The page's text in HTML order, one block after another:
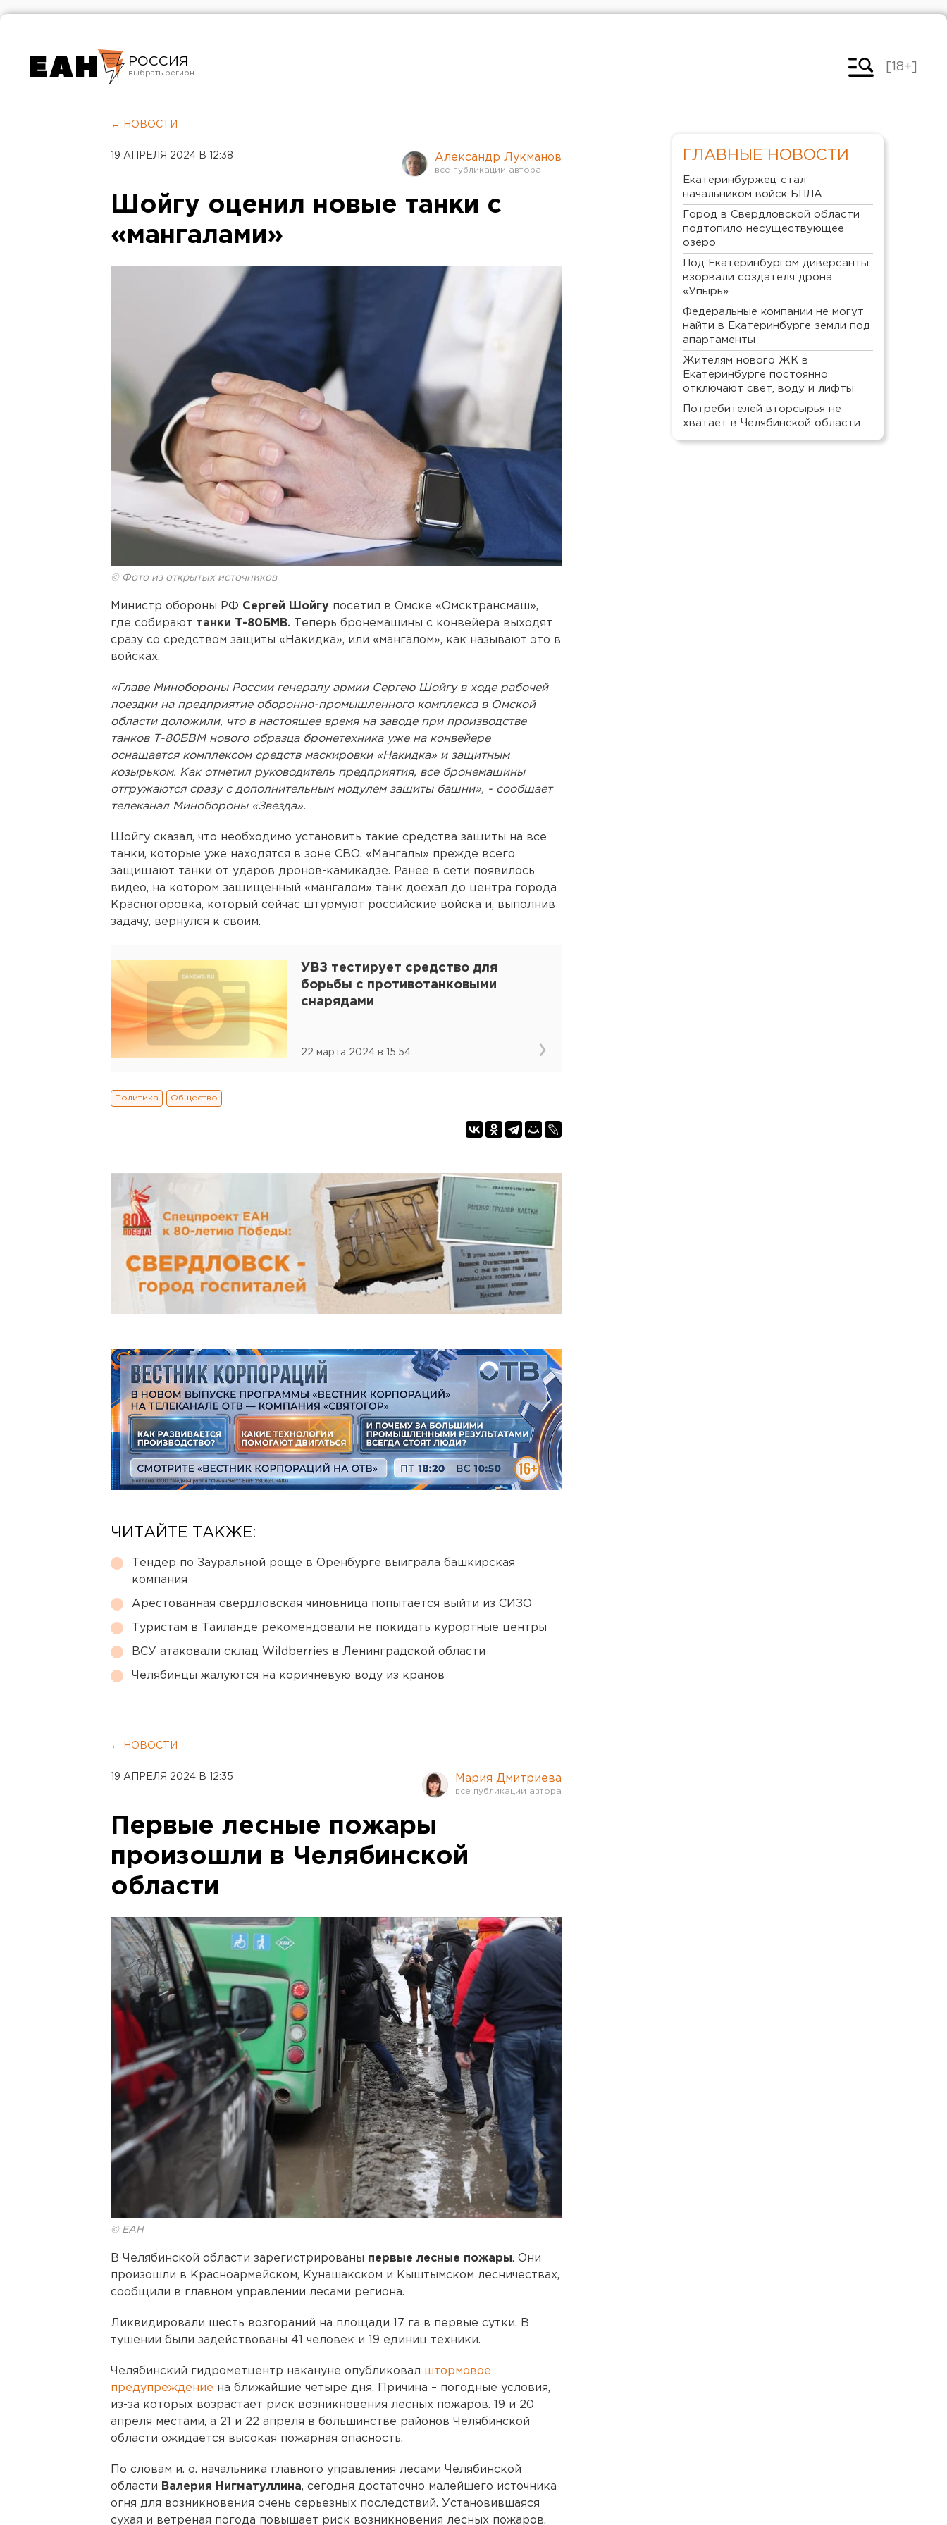
РОССИЯ
Челябинск
[18+]
← НОВОСТИ
19 АПРЕЛЯ 2024 В 12:38 Александр Лукманов
Шойгу оценил новые танки с
«мангалами»
© Фото из открытых источников
Министр обороны РФ Сергей Шойгу посетил в Омске «Омсктрансмаш»,
где собирают танки Т-80БМВ.
Теперь бронемашины с конвейера выходят
сразу со средством защиты «Накидка», или «мангалом», как называют это в
войсках.
«Главе Минобороны России генералу армии Сергею Шойгу в ходе рабочей
поездки на предприятие оборонно-промышленного комплекса в Омской
области доложили, что в настоящее время на заводе при производстве
танков Т-80БВМ нового образца бронетехника уже на конвейере
оснащается комплексом средств маскировки «Накидка» и защитным
козырьком. Как отметил руководитель предприятия, все бронемашины
отгружаются сразу с дополнительным модулем защиты башни», - сообщает
телеканал Минобороны «Звезда».
Шойгу сказал, что необходимо установить такие средства защиты на все
танки, которые уже находятся в зоне СВО. «Мангалы» прежде всего
защищают танки от ударов дронов-камикадзе. Ранее в сети появилось
видео, на котором защищенный «мангалом» танк доехал до центра города
Красногоровка, который сейчас штурмуют российские войска и, выполнив
задачу, вернулся к своим.
УВЗ тестирует средство для
борьбы с противотанковыми
снарядами
22 марта 2024 в 15:54
Политика Общество
ЧИТАЙТЕ ТАКЖЕ:
Тендер по Зауральной роще в Оренбурге выиграла башкирская
компания
Арестованная свердловская чиновница попытается выйти из СИЗО
Туристам в Таиланде рекомендовали не покидать курортные центры
ВСУ атаковали склад Wildberries в Ленинградской области
Челябинцы жалуются на коричневую воду из кранов
← НОВОСТИ
19 АПРЕЛЯ 2024 В 12:35 Мария Дмитриева
Первые лесные пожары
произошли в Челябинской
области
© ЕАН
В Челябинской области зарегистрированы первые лесные пожары. Они
произошли в Красноармейском, Кунашакском и Кыштымском лесничествах,
сообщили в главном управлении лесами региона.
Ликвидировали шесть возгораний на площади 17 га в первые сутки. В
тушении были задействованы 41 человек и 19 единиц техники.
Челябинский гидрометцентр накануне опубликовал штормовое
предупреждение на ближайшие четыре дня. Причина – погодные условия,
из-за которых возрастает риск возникновения лесных пожаров. 19 и 20
апреля местами, а 21 и 22 апреля в большинстве районов Челябинской
области ожидается высокая пожарная опасность.
По словам и. о. начальника главного управления лесами Челябинской
области Валерия Нигматуллина, сегодня достаточно малейшего источника
огня для возникновения очень серьезных последствий. Установившаяся
сухая и ветреная погода повышает риск возникновения лесных пожаров.
ГЛАВНЫЕ НОВОСТИ
Екатеринбуржец стал
начальником войск БПЛА
Город в Свердловской области
подтопило несуществующее
озеро
Под Екатеринбургом диверсанты
взорвали создателя дрона
«Упырь»
Федеральные компании не могут
найти в Екатеринбурге земли под
апартаменты
Жителям нового ЖК в
Екатеринбурге постоянно
отключают свет, воду и лифты
Потребителей вторсырья не
хватает в Челябинской области